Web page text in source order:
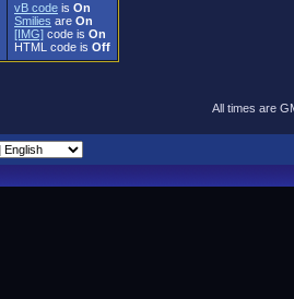
vB code is On
Smilies are On
[IMG] code is On
HTML code is Off
All times are